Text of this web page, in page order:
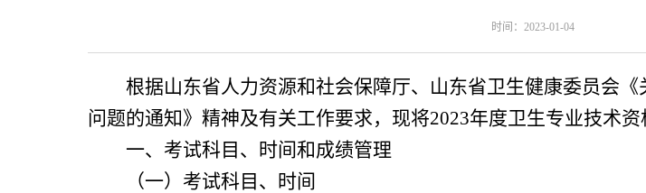
时间：2023-01-04
根据山东省人力资源和社会保障厅、山东省卫生健康委员会《
问题的通知》精神及有关工作要求，现将2023年度卫生专业技术资
一、考试科目、时间和成绩管理
（一）考试科目、时间